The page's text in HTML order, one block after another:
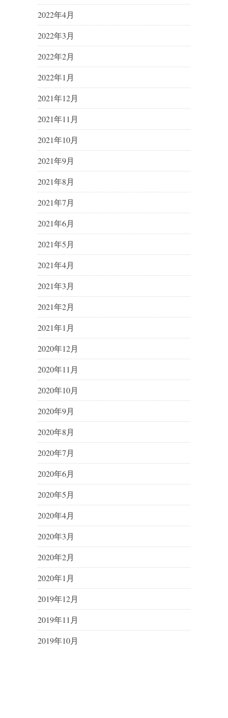
2022年4月
2022年3月
2022年2月
2022年1月
2021年12月
2021年11月
2021年10月
2021年9月
2021年8月
2021年7月
2021年6月
2021年5月
2021年4月
2021年3月
2021年2月
2021年1月
2020年12月
2020年11月
2020年10月
2020年9月
2020年8月
2020年7月
2020年6月
2020年5月
2020年4月
2020年3月
2020年2月
2020年1月
2019年12月
2019年11月
2019年10月